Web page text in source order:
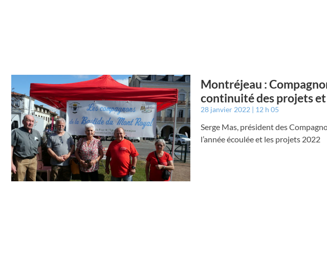
Montréjeau :
continuité des projets et
28 janvier 2022 12 h 05
Serge Mas, président des
l’année écoulée et les projets 2022